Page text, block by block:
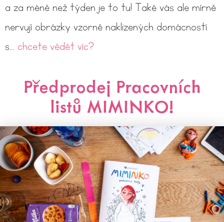
a za méně než týden je to tu! Také vás ale mírně
nervují obrázky vzorně naklizených domácností
s… chcete vědět víc?
Předprodej Pracovních
listů MIMINKO!